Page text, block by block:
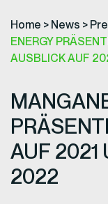
Home > News >
ENERGY
AUSBLICK AUF
AUF 2021
2022